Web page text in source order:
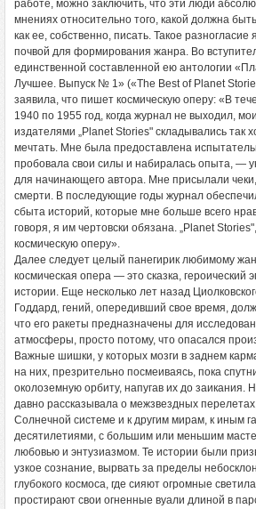
работе, можно заключить, что эти люди
мнениях относительно того, какой должна
как ее, собственно, писать. Такое разногласие
почвой для формирования жанра. Во
единственной составленной ею антологии
Лучшее. Выпуск № 1» («The Best of Planet
заявила, что пишет космическую оперу: «В
1940 по 1955 год, когда журнал не выходил,
издателями „Planet Stories" складывались так
мечтать. Мне была предоставлена
пробовала свои силы и набиралась опыта, —
для начинающего автора. Мне присылали
смерти. В последующие годы журнал
сбыта историй, которые мне больше всего
говоря, я им чертовски обязана. „Planet
космическую оперу».
Далее следует целый панегирик любимому
космическая опера — это сказка, героический
истории. Еще несколько лет назад
Годдард, гений, опередивший свое время,
что его ракеты предназначены для
атмосферы, просто потому, что опасался
Важные шишки, у которых мозги в заднем
на них, презрительно посмеиваясь, пока
околоземную орбиту, напугав их до заикания.
давно рассказывала о межзвездных
Солнечной системе и к другим мирам, к иным
десятилетиями, с большим или меньшим
любовью и энтузиазмом. Те истории были
узкое сознание, вырвать за пределы
глубокого космоса, где сияют огромные
простирают свои огненные вуали длиной в